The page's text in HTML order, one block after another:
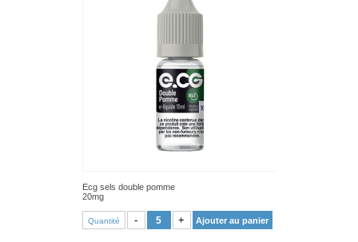
Ecg sels double pomme
20mg
Quantité - + Ajouter au panier